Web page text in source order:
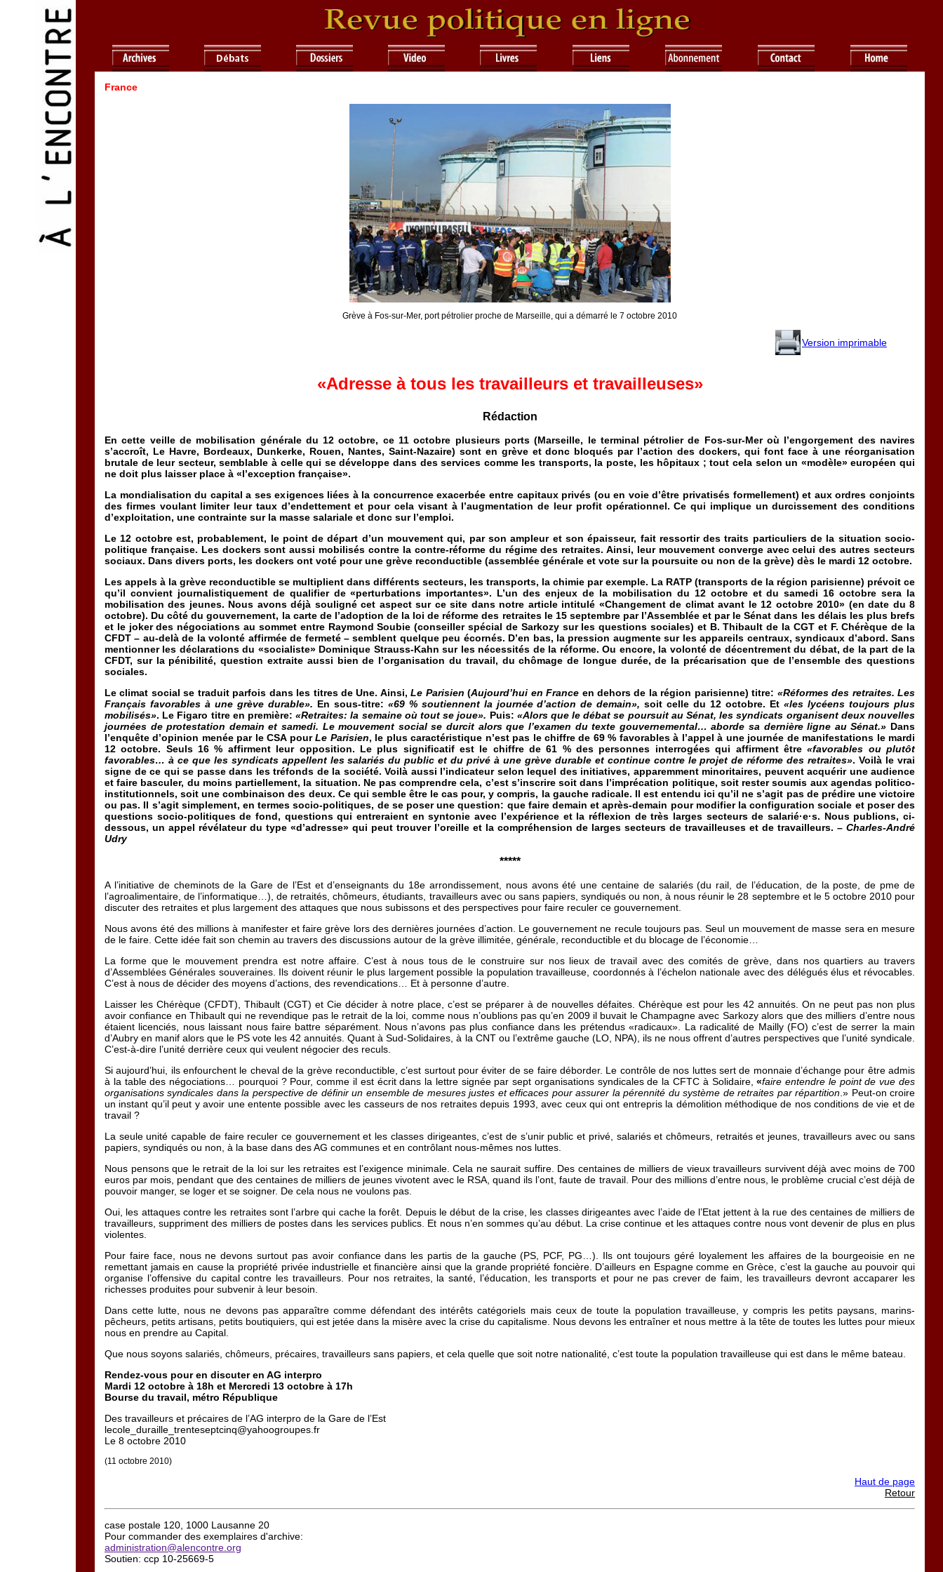
France
Grève à Fos-sur-Mer, port pétrolier proche de Marseille, qui a démarré le 7 octobre 2010
Version imprimable
«Adresse à tous les travailleurs et travailleuses»
Rédaction
En cette veille de mobilisation générale du 12 octobre, ce 11 octobre plusieurs ports (Marseille, le terminal pétrolier de Fos-sur-Mer où l’engorgement des navires
s’accroît, Le Havre, Bordeaux, Dunkerke, Rouen, Nantes, Saint-Nazaire) sont en grève et donc bloqués par l’action des dockers, qui font face à une réorganisation
brutale de leur secteur, semblable à celle qui se développe dans des services comme les transports, la poste, les hôpitaux ; tout cela selon un «modèle» européen qui
ne doit plus laisser place à «l’exception française».
La mondialisation du capital a ses exigences liées à la concurrence exacerbée entre capitaux privés (ou en voie d’être privatisés formellement) et aux ordres conjoints
des firmes voulant limiter leur taux d’endettement et pour cela visant à l’augmentation de leur profit opérationnel. Ce qui implique un durcissement des conditions
d’exploitation, une contrainte sur la masse salariale et donc sur l’emploi.
Le 12 octobre est, probablement, le point de départ d’un mouvement qui, par son ampleur et son épaisseur, fait ressortir des traits particuliers de la situation socio-
politique française. Les dockers sont aussi mobilisés contre la contre-réforme du régime des retraites. Ainsi, leur mouvement converge avec celui des autres secteurs
sociaux. Dans divers ports, les dockers ont voté pour une grève reconductible (assemblée générale et vote sur la poursuite ou non de la grève) dès le mardi 12 octobre.
Les appels à la grève reconductible se multiplient dans différents secteurs, les transports, la chimie par exemple. La RATP (transports de la région parisienne) prévoit ce
qu’il convient journalistiquement de qualifier de «perturbations importantes». L’un des enjeux de la mobilisation du 12 octobre et du samedi 16 octobre sera la
mobilisation des jeunes. Nous avons déjà souligné cet aspect sur ce site dans notre article intitulé «Changement de climat avant le 12 octobre 2010» (en date du 8
octobre). Du côté du gouvernement, la carte de l’adoption de la loi de réforme des retraites le 15 septembre par l’Assemblée et par le Sénat dans les délais les plus brefs
et le joker des négociations au sommet entre Raymond Soubie (conseiller spécial de Sarkozy sur les questions sociales) et B. Thibault de la CGT et F. Chérèque de la
CFDT – au-delà de la volonté affirmée de fermeté – semblent quelque peu écornés. D’en bas, la pression augmente sur les appareils centraux, syndicaux d’abord. Sans
mentionner les déclarations du «socialiste» Dominique Strauss-Kahn sur les nécessités de la réforme. Ou encore, la volonté de décentrement du débat, de la part de la
CFDT, sur la pénibilité, question extraite aussi bien de l’organisation du travail, du chômage de longue durée, de la précarisation que de l’ensemble des questions
sociales.
Le climat social se traduit parfois dans les titres de Une. Ainsi,Le Parisien(Aujourd’hui en France en dehors de la région parisienne) titre: «Réformes des retraites. Les
Français favorables à une grève durable». En sous-titre: «69 % soutiennent la journée d’action de demain», soit celle du 12 octobre. Et«les lycéens toujours plus
mobilisés». Le Figaro titre en première:«Retraites: la semaine où tout se joue». Puis: «Alors que le débat se poursuit au Sénat, les syndicats organisent deux nouvelles
journées de protestation demain et samedi. Le mouvement social se durcit alors que l’examen du texte gouvernemental… aborde sa dernière ligne au Sénat.» Dans
l’enquête d’opinion menée par le CSA pourLe Parisien, le plus caractéristique n’est pas le chiffre de 69 % favorables à l’appel à une journée de manifestations le mardi
12 octobre. Seuls 16 % affirment leur opposition. Le plus significatif est le chiffre de 61 % des personnes interrogées qui affirment être«favorables ou plutôt
favorables… à ce que les syndicats appellent les salariés du public et du privé à une grève durable et continue contre le projet de réforme des retraites». Voilà le vrai
signe de ce qui se passe dans les tréfonds de la société. Voilà aussi l’indicateur selon lequel des initiatives, apparemment minoritaires, peuvent acquérir une audience
et faire basculer, du moins partiellement, la situation. Ne pas comprendre cela, c’est s’inscrire soit dans l’imprécation politique, soit rester soumis aux agendas politico-
institutionnels, soit une combinaison des deux. Ce qui semble être le cas pour, y compris, la gauche radicale. Il est entendu ici qu’il ne s’agit pas de prédire une victoire
ou pas. Il s’agit simplement, en termes socio-politiques, de se poser une question: que faire demain et après-demain pour modifier la configuration sociale et poser des
questions socio-politiques de fond, questions qui entreraient en syntonie avec l’expérience et la réflexion de très larges secteurs de salarié·e·s. Nous publions, ci-
dessous, un appel révélateur du type «d’adresse» qui peut trouver l’oreille et la compréhension de larges secteurs de travailleuses et de travailleurs. – Charles-André
Udry
*****
A l’initiative de cheminots de la Gare de l’Est et d’enseignants du 18e arrondissement, nous avons été une centaine de salariés (du rail, de l’éducation, de la poste, de pme de
l’agroalimentaire, de l’informatique…), de retraités, chômeurs, étudiants, travailleurs avec ou sans papiers, syndiqués ou non, à nous réunir le 28 septembre et le 5 octobre 2010 pour
discuter des retraites et plus largement des attaques que nous subissons et des perspectives pour faire reculer ce gouvernement.
Nous avons été des millions à manifester et faire grève lors des dernières journées d’action. Le gouvernement ne recule toujours pas. Seul un mouvement de masse sera en mesure
de le faire. Cette idée fait son chemin au travers des discussions autour de la grève illimitée, générale, reconductible et du blocage de l’économie…
La forme que le mouvement prendra est notre affaire. C’est à nous tous de le construire sur nos lieux de travail avec des comités de grève, dans nos quartiers au travers
d’Assemblées Générales souveraines. Ils doivent réunir le plus largement possible la population travailleuse, coordonnés à l’échelon nationale avec des délégués élus et révocables.
C’est à nous de décider des moyens d’actions, des revendications… Et à personne d’autre.
Laisser les Chérèque (CFDT), Thibault (CGT) et Cie décider à notre place, c’est se préparer à de nouvelles défaites. Chérèque est pour les 42 annuités. On ne peut pas non plus
avoir confiance en Thibault qui ne revendique pas le retrait de la loi, comme nous n’oublions pas qu’en 2009 il buvait le Champagne avec Sarkozy alors que des milliers d’entre nous
étaient licenciés, nous laissant nous faire battre séparément. Nous n’avons pas plus confiance dans les prétendus «radicaux». La radicalité de Mailly (FO) c’est de serrer la main
d’Aubry en manif alors que le PS vote les 42 annuités. Quant à Sud-Solidaires, à la CNT ou l’extrême gauche (LO, NPA), ils ne nous offrent d’autres perspectives que l’unité syndicale.
C’est-à-dire l’unité derrière ceux qui veulent négocier des reculs.
Si aujourd’hui, ils enfourchent le cheval de la grève reconductible, c’est surtout pour éviter de se faire déborder. Le contrôle de nos luttes sert de monnaie d’échange pour être admis
à la table des négociations… pourquoi ? Pour, comme il est écrit dans la lettre signée par sept organisations syndicales de la CFTC à Solidaire,«faire entendre le point de vue des
organisations syndicales dans la perspective de définir un ensemble de mesures justes et efficaces pour assurer la pérennité du système de retraites par répartition .» Peut-on croire
un instant qu’il peut y avoir une entente possible avec les casseurs de nos retraites depuis 1993, avec ceux qui ont entrepris la démolition méthodique de nos conditions de vie et de
travail ?
La seule unité capable de faire reculer ce gouvernement et les classes dirigeantes, c’est de s’unir public et privé, salariés et chômeurs, retraités et jeunes, travailleurs avec ou sans
papiers, syndiqués ou non, à la base dans des AG communes et en contrôlant nous-mêmes nos luttes.
Nous pensons que le retrait de la loi sur les retraites est l’exigence minimale. Cela ne saurait suffire. Des centaines de milliers de vieux travailleurs survivent déjà avec moins de 700
euros par mois, pendant que des centaines de milliers de jeunes vivotent avec le RSA, quand ils l’ont, faute de travail. Pour des millions d’entre nous, le problème crucial c’est déjà de
pouvoir manger, se loger et se soigner. De cela nous ne voulons pas.
Oui, les attaques contre les retraites sont l’arbre qui cache la forêt. Depuis le début de la crise, les classes dirigeantes avec l’aide de l’Etat jettent à la rue des centaines de milliers de
travailleurs, suppriment des milliers de postes dans les services publics. Et nous n’en sommes qu’au début. La crise continue et les attaques contre nous vont devenir de plus en plus
violentes.
Pour faire face, nous ne devons surtout pas avoir confiance dans les partis de la gauche (PS, PCF, PG…). Ils ont toujours géré loyalement les affaires de la bourgeoisie en ne
remettant jamais en cause la propriété privée industrielle et financière ainsi que la grande propriété foncière. D’ailleurs en Espagne comme en Grèce, c’est la gauche au pouvoir qui
organise l’offensive du capital contre les travailleurs. Pour nos retraites, la santé, l’éducation, les transports et pour ne pas crever de faim, les travailleurs devront accaparer les
richesses produites pour subvenir à leur besoin.
Dans cette lutte, nous ne devons pas apparaître comme défendant des intérêts catégoriels mais ceux de toute la population travailleuse, y compris les petits paysans, marins-
pêcheurs, petits artisans, petits boutiquiers, qui est jetée dans la misère avec la crise du capitalisme. Nous devons les entraîner et nous mettre à la tête de toutes les luttes pour mieux
nous en prendre au Capital.
Que nous soyons salariés, chômeurs, précaires, travailleurs sans papiers, et cela quelle que soit notre nationalité, c’est toute la population travailleuse qui est dans le même bateau.
Rendez-vous pour en discuter en AG interpro
Mardi 12 octobre à 18h et Mercredi 13 octobre à 17h
Bourse du travail, métro République
Des travailleurs et précaires de l’AG interpro de la Gare de l’Est
lecole_duraille_trenteseptcinq@yahoogroupes.fr
Le 8 octobre 2010
(11 octobre 2010)
Haut de page
Retour
case postale 120, 1000 Lausanne 20
Pour commander des exemplaires d'archive:
administration@alencontre.org
Soutien: ccp 10-25669-5